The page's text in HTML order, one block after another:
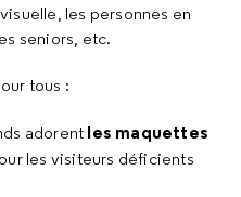
les personnes en
seniors, etc.
tous :
adorent les maquettes
les visiteurs déficients